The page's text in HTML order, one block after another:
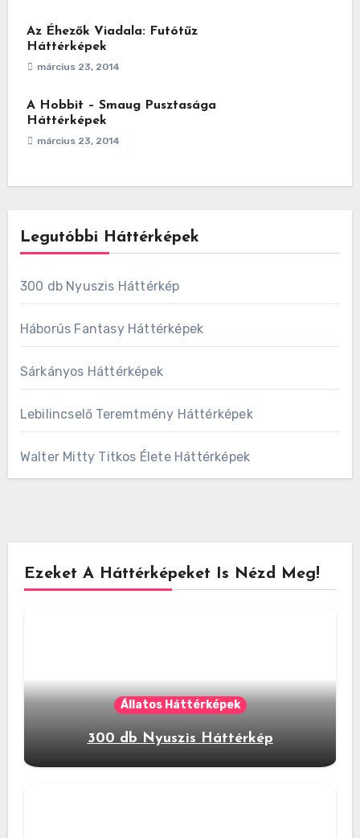
Az Éhezők Viadala: Futótűz
Háttérképek
március 23, 2014
A Hobbit – Smaug Pusztasága
Háttérképek
március 23, 2014
Legutóbbi Háttérképek
300 db Nyuszis Háttérkép
Háborús Fantasy Háttérképek
Sárkányos Háttérképek
Lebilincselő Teremtmény Háttérképek
Walter Mitty Titkos Élete Háttérképek
Ezeket A Háttérképeket Is Nézd Meg!
Állatos Háttérképek
300 db Nyuszis Háttérkép